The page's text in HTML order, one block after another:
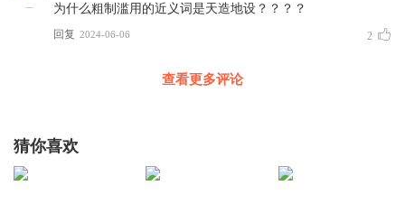
为什么粗制滥用的近义词是天造地设？？？？
回复 2024-06-06 2
查看更多评论
猜你喜欢